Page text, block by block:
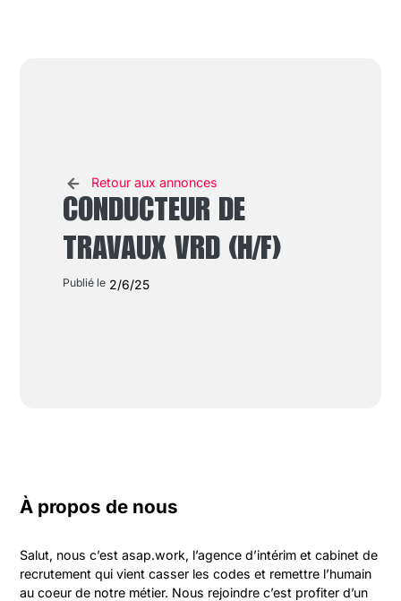
Retour aux annonces
CONDUCTEUR DE
TRAVAUX VRD (H/F)
Publié le 2/6/25
À propos de nous
Salut, nous c’est asap.work, l’agence d’intérim et cabinet de
recrutement qui vient casser les codes et remettre l’humain
au coeur de notre métier. Nous rejoindre c’est profiter d’un